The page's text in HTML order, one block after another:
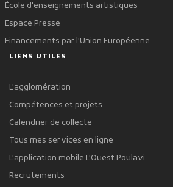
École d'enseignements artistiques
Espace Presse
Financements par l'Union Européenne
LIENS UTILES
L'agglomération
Compétences et projets
Calendrier de collecte
Tous mes services en ligne
L'application mobile L'Ouest Poulavi
Recrutements